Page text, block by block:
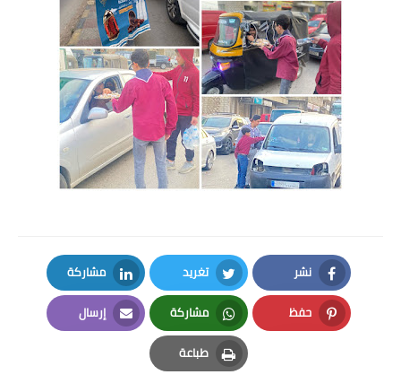
نشر
Facebook
تغريد
Twitter
مشاركة
LinkedIn
حفظ
Pinterest
مشاركة
Whatsapp
إرسال
Email
طباعة
Print